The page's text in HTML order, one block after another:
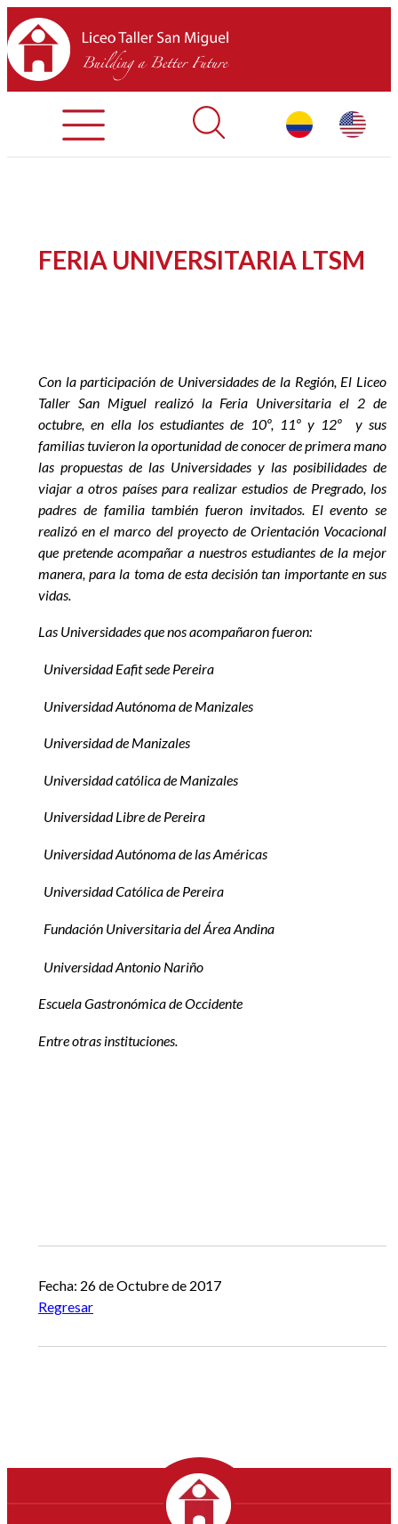
INICIO
EGRESADOS
FERIA UNIVERSITARIA LTSM
Con la participación de Universidades de la Región, El Liceo
Taller San Miguel realizó la Feria Universitaria el 2 de
octubre, en ella los estudiantes de 10º, 11º y 12º y sus
familias tuvieron la oportunidad de conocer de primera mano
las propuestas de las Universidades y las posibilidades de
viajar a otros países para realizar estudios de Pregrado, los
padres de familia también fueron invitados. El evento se
realizó en el marco del proyecto de Orientación Vocacional
que pretende acompañar a nuestros estudiantes de la mejor
manera, para la toma de esta decisión tan importante en sus
vidas.
Las Universidades que nos acompañaron fueron:
Universidad Eafit sede Pereira
Universidad Autónoma de Manizales
Universidad de Manizales
Universidad católica de Manizales
Universidad Libre de Pereira
Universidad Autónoma de las Américas
Universidad Católica de Pereira
Fundación Universitaria del Área Andina
Universidad Antonio Nariño
Escuela Gastronómica de Occidente
Entre otras instituciones.
Fecha: 26 de Octubre de 2017
Regresar